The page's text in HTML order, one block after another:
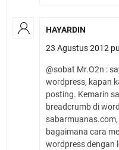
HAYARDIN
23 Agustus 2012
@sobat Mr.O2n :
wordpress, kapan
posting. Kemarin
breadcrumb di
bagaimana cara
wordpress dengan